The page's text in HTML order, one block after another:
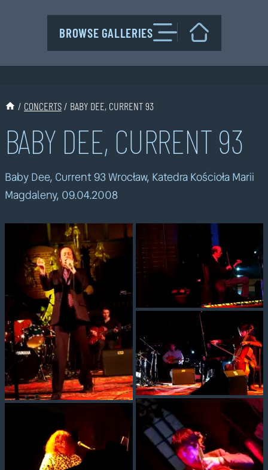
BROWSE GALLERIES
/ CONCERTS/ BABY DEE, CURRENT 93
BABY DEE, CURRENT 93
Baby Dee, Current 93 Wrocław, Katedra Kościoła Marii
Magdaleny, 09.04.2008